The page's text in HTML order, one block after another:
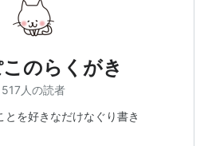
のらくがき
517人の読者
とを好きなだけなぐり書き